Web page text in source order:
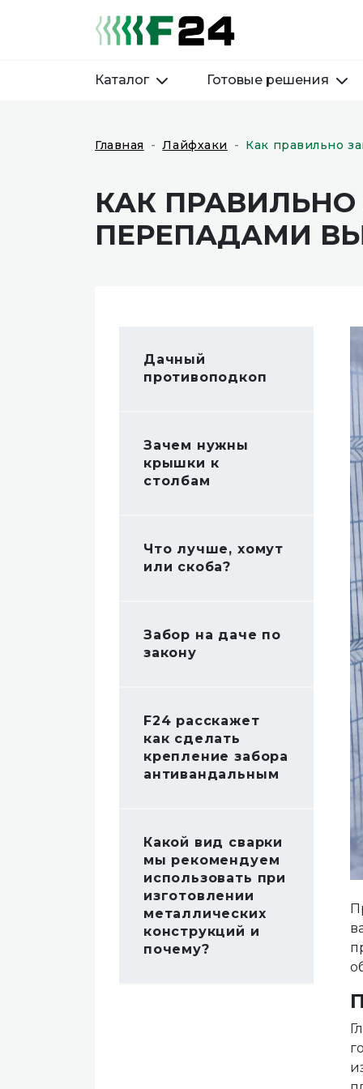
Каталог Готовые решения
Главная Лайфхаки Как правильно
КАК
ПЕРЕПАДАМИ
Дачный
противоподкоп
Зачем нужны
крышки к
столбам
Что лучше, хомут
или скоба?
Забор на даче по
закону
F24 расскажет
как сделать
крепление забора
антивандальным
Какой вид сварки
мы рекомендуем
использовать при
изготовлении
металлических
конструкций и
почему?